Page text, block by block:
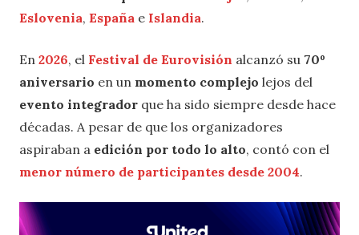
Eslovenia, España e Islandia.
En 2026, el Festival de Eurovisión alcanzó su 70º
aniversario en un momento complejo lejos del
evento integrador que ha sido siempre desde hace
décadas. A pesar de que los organizadores
aspiraban a edición por todo lo alto, contó con el
menor número de participantes desde 2004.